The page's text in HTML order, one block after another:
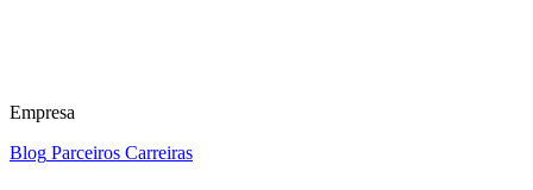
Empresa
Blog Parceiros Carreiras